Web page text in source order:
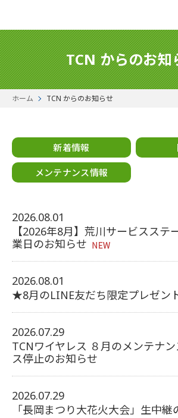
TCN からのお知
ホーム TCN からのお知らせ
新着情報
メンテナンス情報
2026.08.01
【2026年8月】荒川サービスステ
業日のお知らせ
2026.08.01
★8月のLINE友だち限定プレゼン
2026.07.29
TCNワイヤレス ８月のメンテナ
ス停止のお知らせ
2026.07.29
「長岡まつり大花火大会」生中継